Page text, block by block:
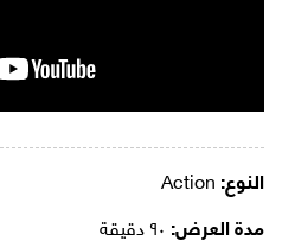
النوع:
مدة العرض: